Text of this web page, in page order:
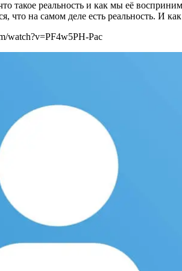
такое реальность и как мы её
что на самом деле есть реальность. И
watch?v=PF4w5PH-Pac